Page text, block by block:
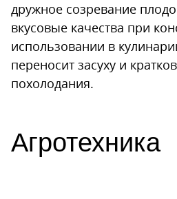
дружное созревание
вкусовые качества при
использовании в
переносит засуху и
похолодания.
Агротехника